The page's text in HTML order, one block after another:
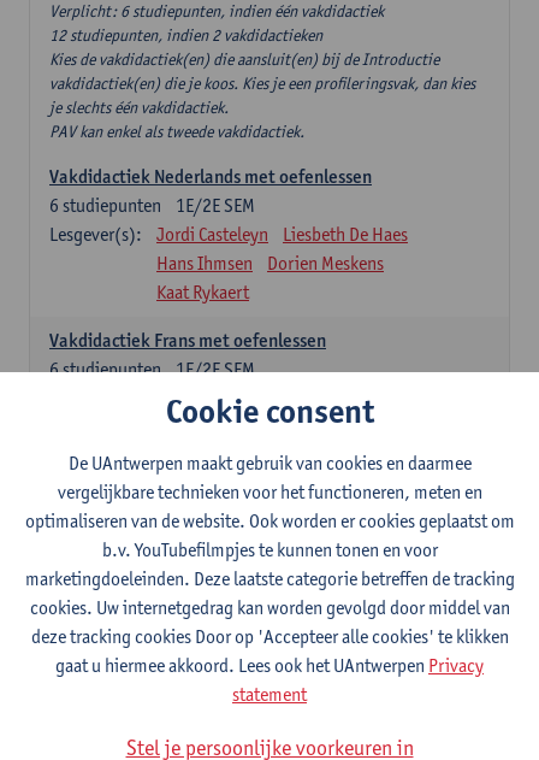
Verplicht: 6 studiepunten, indien één vakdidactiek
12 studiepunten, indien 2 vakdidactieken
Kies de vakdidactiek(en) die aansluit(en) bij de Introductie
vakdidactiek(en) die je koos. Kies je een profileringsvak, dan kies
je slechts één vakdidactiek.
PAV kan enkel als tweede vakdidactiek.
Vakdidactiek Nederlands met oefenlessen
1E/2E SEM
6 studiepunten
Lesgever(s):
Jordi Casteleyn
Liesbeth De Haes
Hans Ihmsen
Dorien Meskens
Kaat Rykaert
Vakdidactiek Frans met oefenlessen
1E/2E SEM
6studiepunten
Mathea Simons
Veronik Bogaert
Mark Demyttenaere
Yann Morard
Karen Van De Putte
Vakdidactiek Engels met oefenlessen
1E/2E SEM
6studiepunten
Lesgever(s):
Tom Smits
Ellen De Breuker
Nele Kempenaers
Joke Prinsen
Vakdidactiek Duits met oefenlessen
1E/2E SEM
6studiepunten
Tom Smits Marise Van Tendeloo
Vakdidactiek Nederlands niet-thuistaal met oefenlessen
Cookie consent
De UAntwerpen maakt gebruik van cookies en daarmee
vergelijkbare technieken voor het functioneren, meten en
optimaliseren van de website. Ook worden er cookies geplaatst om
b.v. YouTubefilmpjes te kunnen tonen en voor
marketingdoeleinden. Deze laatste categorie betreffen de tracking
cookies. Uw internetgedrag kan worden gevolgd door middel van
deze tracking cookies Door op 'Accepteer alle cookies' te klikken
gaat u hiermee akkoord. Lees ook het UAntwerpen Privacy
statement
Stel je persoonlijke voorkeuren in